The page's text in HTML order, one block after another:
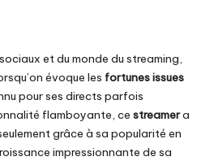
et du monde du streaming,
évoque les fortunes issues
pour ses directs parfois
flamboyante, ce streamera
grâce à sa popularité en
impressionnante de sa